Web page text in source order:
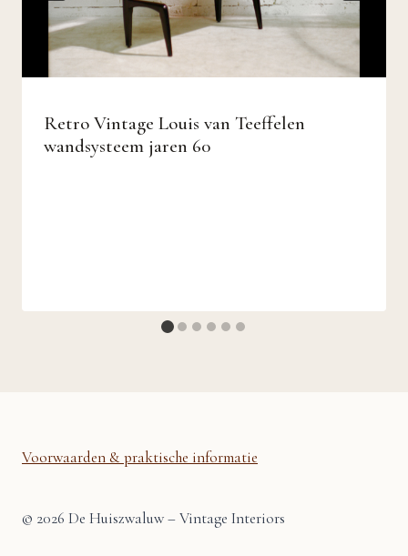
Retro Vintage Louis van Teeffelen
wandsysteem jaren 60
Voorwaarden & praktische informatie
© 2026 De Huiszwaluw – Vintage Interiors